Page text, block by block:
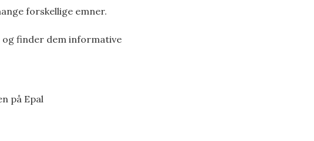
forskellige emner.
og finder dem informative
på Epal